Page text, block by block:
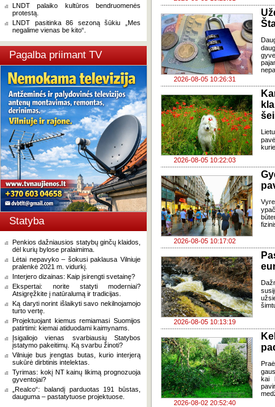
LNDT palaiko kultūros bendruomenės
protestą.
LNDT pasitinka 86 sezoną šūkiu „Mes
negalime vienas be kito“.
Pagalba priimant TV
Statyba
Penkios dažniausios statybų ginčų klaidos,
dėl kurių bylose pralaimima.
Lėtai nepavyko – šokusi paklausa Vilniuje
pralenkė 2021 m. vidurkį.
Interjero dizainas: Kaip įsirengti svetainę?
Ekspertai: norite statyti moderniai?
Atsigręžkite į natūralumą ir tradicijas.
Ką daryti norint išlaikyti savo nekilnojamojo
turto vertę.
Projektuojant kiemus remiamasi Suomijos
patirtimi: kiemai atiduodami kaimynams.
Įsigaliojo vienas svarbiausių Statybos
įstatymo pakeitimų. Ką svarbu žinoti?
Vilniuje bus įrengtas butas, kurio interjerą
sukūrė dirbtinis intelektas.
Tyrimas: kokį NT kainų likimą prognozuoja
gyventojai?
„Realco“: balandį parduotas 191 būstas,
dauguma – pastatytuose projektuose.
2026-08-05 10:26:31
2026-08-05 10:22:03
2026-08-05 10:17:02
2026-08-05 10:13:19
2026-08-02 20:52:40
kai